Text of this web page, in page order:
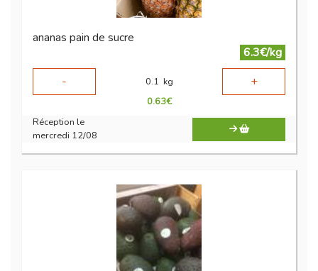
ananas pain de sucre
6.3€/kg
-
0.1 kg +
0.63€
Réception le
mercredi 12/08